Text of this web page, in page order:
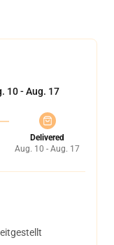
10 - Aug. 17
Delivered
Aug. 10 - Aug. 17